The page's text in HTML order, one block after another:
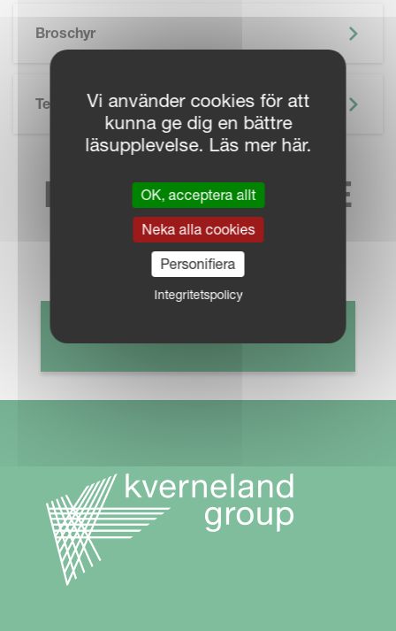
Broschyr
SKIP BROCHURE
Teknisk Specifikation
HITTA NÄRMASTE
SÄLJKONTAKT
Vi använder cookies för att
kunna ge dig en bättre
läsupplevelse. Läs mer här.
OK, acceptera allt
Neka alla cookies
Personifiera
Integritetspolicy